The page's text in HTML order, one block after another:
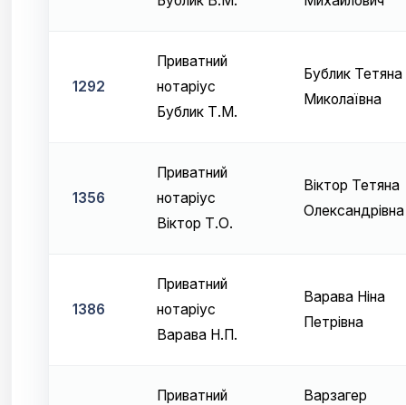
1292
Приватний
нотаріус
Бублик Т.М.
Бублик Тетяна
Миколаївна
1356
Приватний
нотаріус
Віктор Т.О.
Віктор Тетяна
Олександрівна
1386
Приватний
нотаріус
Варава Н.П.
Варава Ніна
Петрівна
Приватний
Варзагер